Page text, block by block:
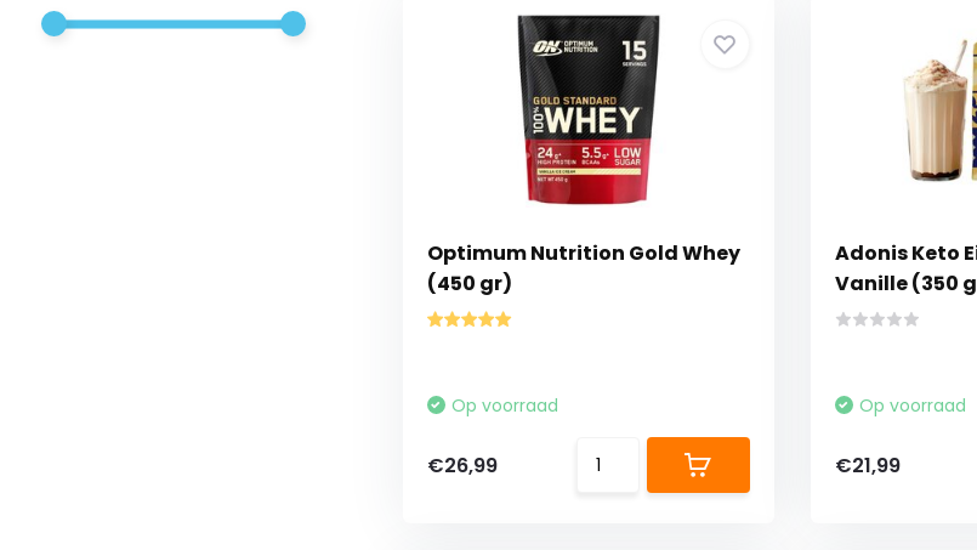
Optimum Nutrition Gold Whey
(450 gr)
Op voorraad
€26,99
Adonis Keto
Vanille (350
Op voorraad
€21,99